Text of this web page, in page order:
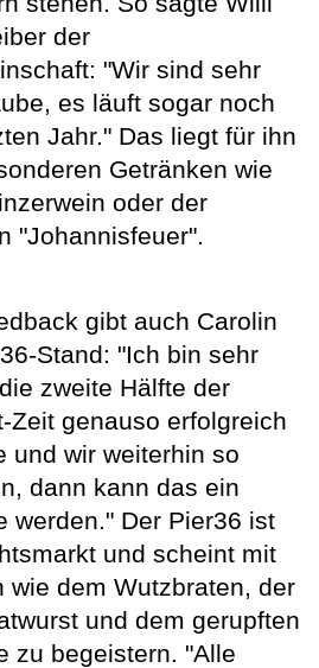
der
"Wir sind sehr
es läuft sogar noch
Jahr." Das liegt für ihn
Getränken wie
oder der
"Johannisfeuer".
gibt auch Carolin
Stand: "Ich bin sehr
zweite Hälfte der
Zeit genauso erfolgreich
und wir weiterhin so
dann kann das ein
werden." Der Pier36 ist
und scheint mit
wie dem Wutzbraten, der
und dem gerupften
zu begeistern. "Alle